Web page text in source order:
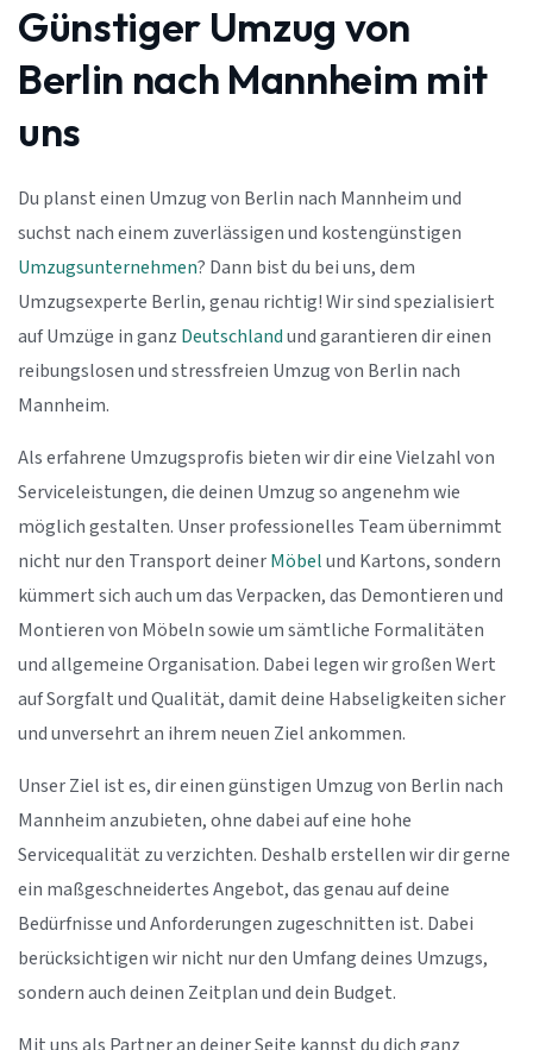
Günstiger Umzug von
Berlin nach Mannheim mit
uns
Du planst einen Umzug von Berlin nach Mannheim und
suchst nach einem zuverlässigen und kostengünstigen
Umzugsunternehmen? Dann bist du bei uns, dem
Umzugsexperte Berlin, genau richtig! Wir sind spezialisiert
auf Umzüge in ganz Deutschlandund garantieren dir einen
reibungslosen und stressfreien Umzug von Berlin nach
Mannheim.
Als erfahrene Umzugsprofis bieten wir dir eine Vielzahl von
Serviceleistungen, die deinen Umzug so angenehm wie
möglich gestalten. Unser professionelles Team übernimmt
nicht nur den Transport deinerMöbelund Kartons, sondern
kümmert sich auch um das Verpacken, das Demontieren und
Montieren von Möbeln sowie um sämtliche Formalitäten
und allgemeine Organisation. Dabei legen wir großen Wert
auf Sorgfalt und Qualität, damit deine Habseligkeiten sicher
und unversehrt an ihrem neuen Ziel ankommen.
Unser Ziel ist es, dir einen günstigen Umzug von Berlin nach
Mannheim anzubieten, ohne dabei auf eine hohe
Servicequalität zu verzichten. Deshalb erstellen wir dir gerne
ein maßgeschneidertes Angebot, das genau auf deine
Bedürfnisse und Anforderungen zugeschnitten ist. Dabei
berücksichtigen wir nicht nur den Umfang deines Umzugs,
sondern auch deinen Zeitplan und dein Budget.